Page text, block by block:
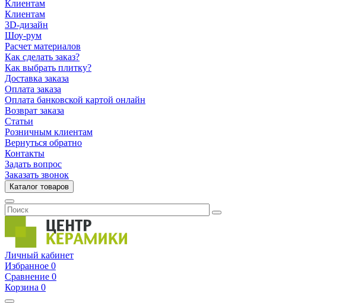
Клиентам
Клиентам
3D-дизайн
Шоу-рум
Расчет материалов
Как сделать заказ?
Как выбрать плитку?
Доставка заказа
Оплата заказа
Оплата банковской картой онлайн
Возврат заказа
Статьи
Розничным клиентам
Вернуться обратно
Контакты
Задать вопрос
Заказать звонок
Каталог товаров
Личный кабинет
Избранное 0
Сравнение 0
Корзина 0